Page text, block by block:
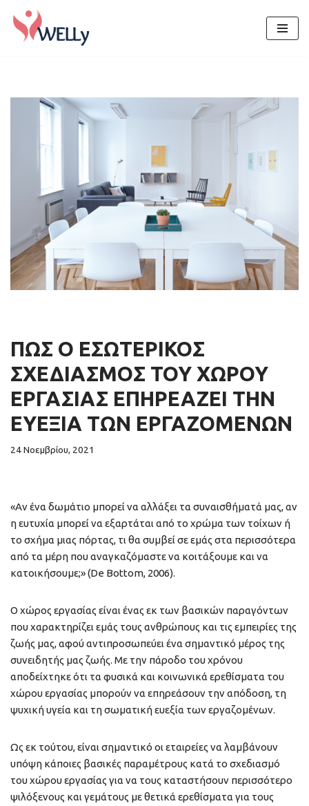
Μεταπηδήστε
ΠΏΣ Ο ΕΣΩΤΕΡΙΚΌΣ
ΣΧΕΔΙΑΣΜΌΣ ΤΟΥ ΧΏΡΟΥ
ΕΡΓΑΣΊΑΣ ΕΠΗΡΕΆΖΕΙ ΤΗΝ
ΕΥΕΞΊΑ ΤΩΝ ΕΡΓΑΖΟΜΈΝΩΝ
24 Νοεμβρίου, 2021
«Αν ένα δωμάτιο μπορεί να αλλάξει τα συναισθήματά μας, αν
η ευτυχία μπορεί να εξαρτάται από το χρώμα των τοίχων ή
το σχήμα μιας πόρτας, τι θα συμβεί σε εμάς στα περισσότερα
από τα μέρη που αναγκαζόμαστε να κοιτάξουμε και να
κατοικήσουμε;» (De Bottom, 2006).
Ο χώρος εργασίας είναι ένας εκ των βασικών παραγόντων
που χαρακτηρίζει εμάς τους ανθρώπους και τις εμπειρίες της
ζωής μας, αφού αντιπροσωπεύει ένα σημαντικό μέρος της
συνειδητής μας ζωής. Με την πάροδο του χρόνου
αποδείχτηκε ότι τα φυσικά και κοινωνικά ερεθίσματα του
χώρου εργασίας μπορούν να επηρεάσουν την απόδοση, τη
ψυχική υγεία και τη σωματική ευεξία των εργαζομένων.
Ως εκ τούτου, είναι σημαντικό οι εταιρείες να λαμβάνουν
υπόψη κάποιες βασικές παραμέτρους κατά το σχεδιασμό
του χώρου εργασίας για να τους καταστήσουν περισσότερο
ψιλόξενους και γεμάτους με θετικά ερεθίσματα για τους